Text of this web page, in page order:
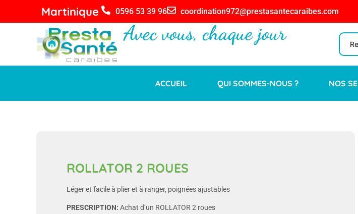
Martinique 0596 53 39 96 coordination972@prestasantecaraibes.com
Avec vous, chaque jour
ACCUEIL QUI SOMMES-NOUS ? NOS
ROLLATOR 2 ROUES
Léger et facile à plier et à ranger, poignées ajustables
PRESCRIPTION: Achat d’un ROLLATOR 2 roues